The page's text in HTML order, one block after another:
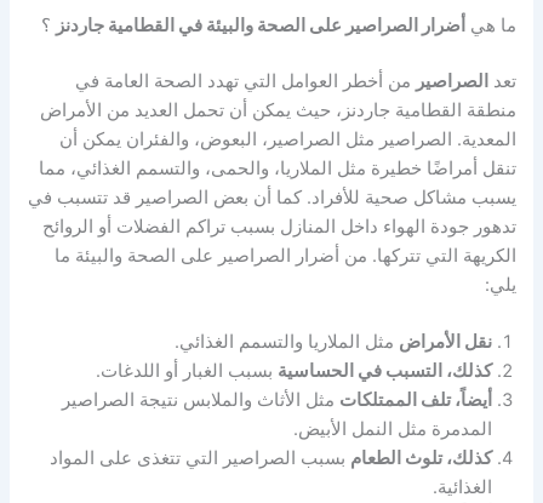
ما هي أضرار الصراصير على الصحة والبيئة في القطامية جاردنز ؟
تعد الصراصير من أخطر العوامل التي تهدد الصحة العامة في
منطقة القطامية جاردنز، حيث يمكن أن تحمل العديد من الأمراض
المعدية. الصراصير مثل الصراصير، البعوض، والفئران يمكن أن
تنقل أمراضًا خطيرة مثل الملاريا، والحمى، والتسمم الغذائي، مما
يسبب مشاكل صحية للأفراد. كما أن بعض الصراصير قد تتسبب في
تدهور جودة الهواء داخل المنازل بسبب تراكم الفضلات أو الروائح
الكريهة التي تتركها. من أضرار الصراصير على الصحة والبيئة ما
يلي:
نقل الأمراض مثل الملاريا والتسمم الغذائي.
كذلك، التسبب في الحساسية بسبب الغبار أو اللدغات.
أيضاً، تلف الممتلكات مثل الأثاث والملابس نتيجة الصراصير
المدمرة مثل النمل الأبيض.
كذلك، تلوث الطعام بسبب الصراصير التي تتغذى على المواد
الغذائية.